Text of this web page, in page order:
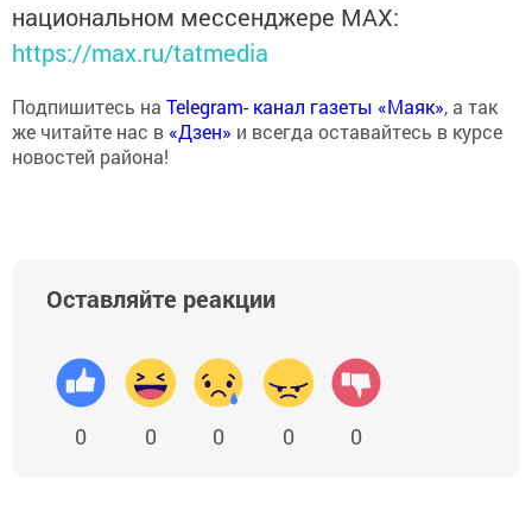
национальном мессенджере MАХ:
https://max.ru/tatmedia
Подпишитесь на Telegram- канал газеты «Маяк», а так
же читайте нас в «Дзен» и всегда оставайтесь в курсе
новостей района!
Оставляйте реакции
0 0 0 0 0